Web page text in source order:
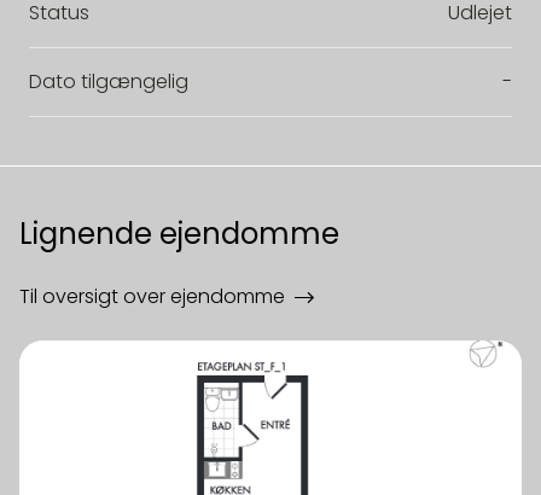
Status Udlejet
Dato tilgængelig -
Lignende ejendomme
Til oversigt over ejendomme